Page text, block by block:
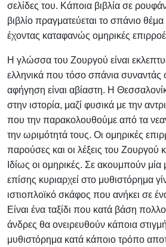
σελίδες του. Κάποια βιβλία σε
βιβλίο πραγματεύεται το σπάνιο θέμα
έχοντας καταφανώς ομηρικές
Η γλώσσα του Ζουργού είναι
ελληνικά που τόσο σπάνια συναντάς
αφήγηση είναι αβίαστη. Η
στην ιστορία, μαζί φυσικά με την
που την παρακολουθούμε από τα
την ωριμότητά τους. Οι ομηρικές
παρούσες και οι λέξεις του Ζουργού
Ιδίως οι ομηρικές. Σε ακουμπούν
επίσης κυριαρχεί στο μυθιστόρημα
ιστιοπλοϊκό σκάφος που ανήκει σε
Είναι ένα ταξίδι που κατά βάση
άνδρες θα ονειρευθούν κάποια
μυθιστόρημα κατά κάποιο τρόπο